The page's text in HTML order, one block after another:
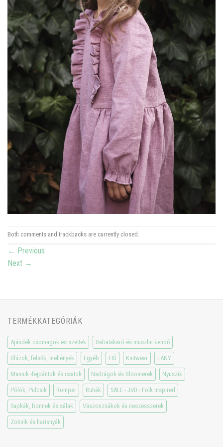
Both comments and trackbacks are currently closed.
← Previous
Next →
TERMÉKKATEGÓRIÁK
Ajándék csomagok és szettek Babatakaró és muszlin kendő
Blúzok, felsők, mellények Egyéb FIÚ Knitwear LÁNY
Masnik -fejpántok és csatok Nadrágok és Bloomerek Nyuszik
Pólók, Pulcsik Romper Ruhák SALE - JVD - Folk inspired
Sapkák, bonnek és sálak Vászonzsákok és neszesszerek
Zoknik és harisnyák